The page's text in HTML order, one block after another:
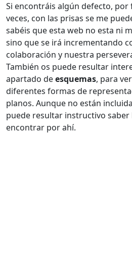
Si encontráis algún defecto, por
veces, con las prisas se me
sabéis que esta web no esta ni
sino que se irá incrementando
colaboración y nuestra
También os puede resultar
apartado deesquemas, para
diferentes formas de
planos. Aunque no están
puede resultar instructivo saber
encontrar por ahí.